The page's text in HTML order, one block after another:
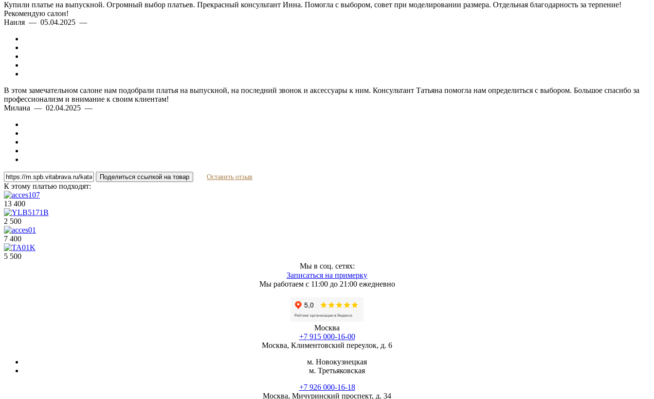
Купили платье на выпускной. Огромный выбор платьев. Прекрасный консультант Инна. Помогла с выбором, совет при моделировании размера. Отдельная благодарность за терпение!
Рекомендую салон!
Наиля — 05.04.2025 —
В этом замечательном салоне нам подобрали платья на выпускной, на последний звонок и аксессуары к ним. Консультант Татьяна помогла нам определиться с выбором. Большое спасибо за
профессионализм и внимание к своим клиентам!
Милана — 02.04.2025 —
Поделиться ссылкой на товар Оставить отзыв
К этому платью подходят:
13 400
2 500
7 400
5 500
Мы в соц. сетях:
Записаться на примерку
Мы работаем с 11:00 до 21:00 ежедневно
Москва
+7 915 000-16-00
Москва, Климентовский переулок, д. 6
м. Новокузнецкая
м. Третьяковская
+7 926 000-16-18
Москва, Мичуринский проспект, д. 34